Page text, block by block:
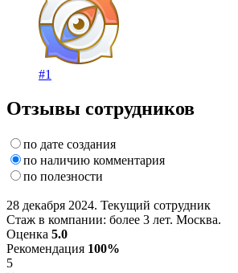
#1
Отзывы сотрудников
по дате создания
по наличию комментария
по полезности
28 декабря 2024. Текущий сотрудник
Стаж в компании: более 3 лет. Москва.
Оценка 5.0
Рекомендация 100%
5